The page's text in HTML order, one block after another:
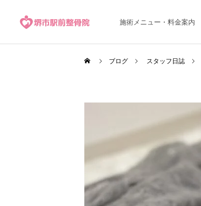
施術メニュー・料金案内
ブログ スタッフ日誌